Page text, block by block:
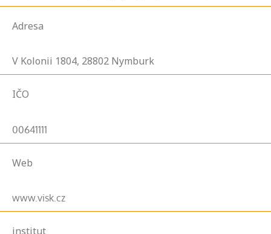
Adresa
V Kolonii 1804, 28802 Nymburk
IČO
00641111
Web
www.visk.cz
institut